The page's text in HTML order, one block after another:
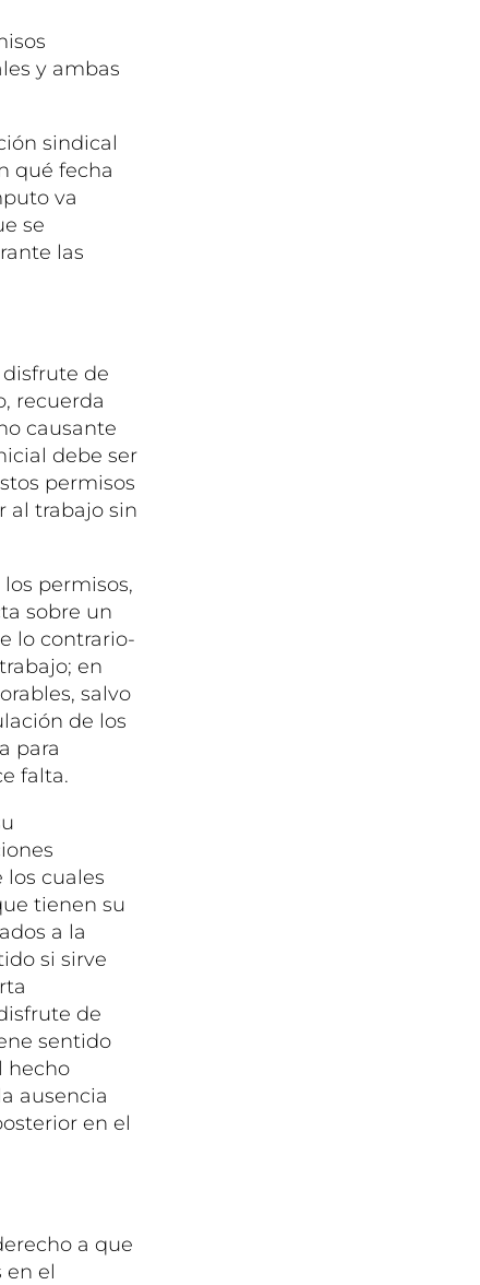
y ambas
sindical
qué fecha
va
se
las
de
recuerda
causante
debe ser
permisos
al trabajo sin
permisos,
sobre un
lo contrario-
en
salvo
de los
para
falta.
cuales
tienen su
a la
si sirve
de
sentido
hecho
ausencia
en el
a que
en el